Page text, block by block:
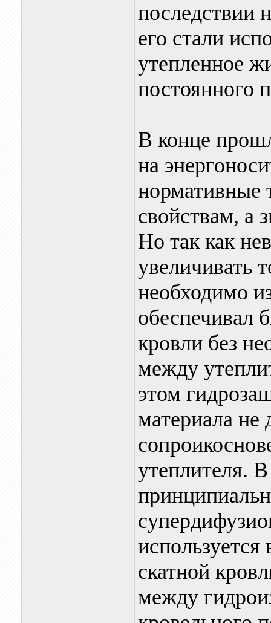
последствии
его стали
утепленное
постоянного
В конце
на
нормативные
свойствам, а
Но так как
увеличивать
необходимо
обеспечивал
кровли без
между
этом
материала не
утеплителя. В
скатной
между